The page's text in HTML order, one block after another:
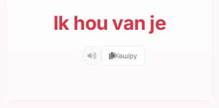
Ik hou van je
Көшіру